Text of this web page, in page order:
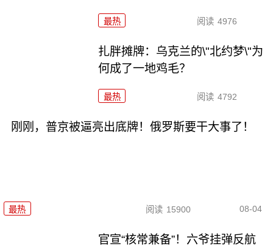
最热 阅读 4976
扎胖摊牌：乌克兰的\"北约梦\"为
何成了一地鸡毛？
最热 阅读 4792
刚刚，普京被逼亮出底牌！俄罗斯要干大事了！
最热 阅读 15900 08-04
官宣“核常兼备”！六爷挂弹反航